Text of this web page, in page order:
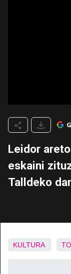
Leidor
eskaini
Talldeko
KULTURA